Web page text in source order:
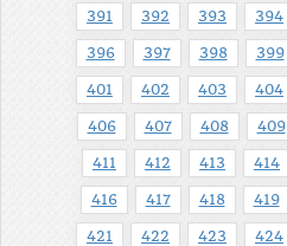
391 392 393 394
396 397 398 399
401 402 403 404
406 407 408 409
411 412 413 414
416 417 418 419
421 422 423 424